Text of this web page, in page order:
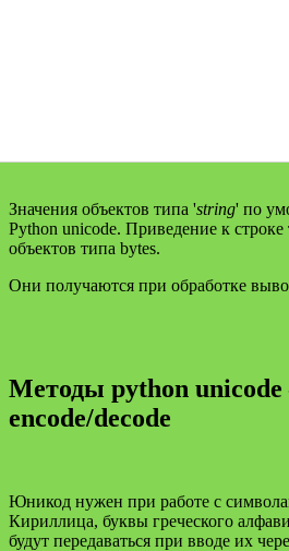
Значения объектов типа 'string' по
Python unicode. Приведение к строке
объектов типа bytes.
Они получаются при обработке
Методы python
encode/decode
Юникод нужен при работе с
Кириллица, буквы греческого
будут передаваться при вводе их